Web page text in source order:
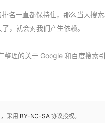
名一直都保持住，那么当人搜
，就会对我们产生依赖。
整理的关于 Google 和百度搜索
采用 BY-NC-SA 协议授权。